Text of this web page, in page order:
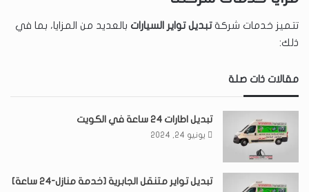
تتميز خدمات شركةتبديل تواير السيارات بالعديد من المزايا، بما في
ذلك:
مقالات ذات صلة
تبديل اطارات ٢٤ ساعة في الكويت
يونيو 24, 2024
تبديل تواير متنقل الجابرية [خدمة منازل-24 ساعة]